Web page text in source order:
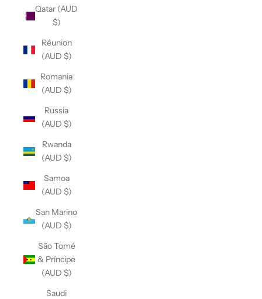
Qatar (AUD
$)
Réunion
(AUD $)
Romania
(AUD $)
Russia
(AUD $)
Rwanda
(AUD $)
Samoa
(AUD $)
San Marino
(AUD $)
São Tomé
& Príncipe
(AUD $)
Saudi